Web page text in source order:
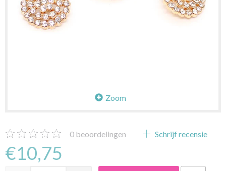
Zoom
0 beoordelingen Schrijf recensie
€10,75